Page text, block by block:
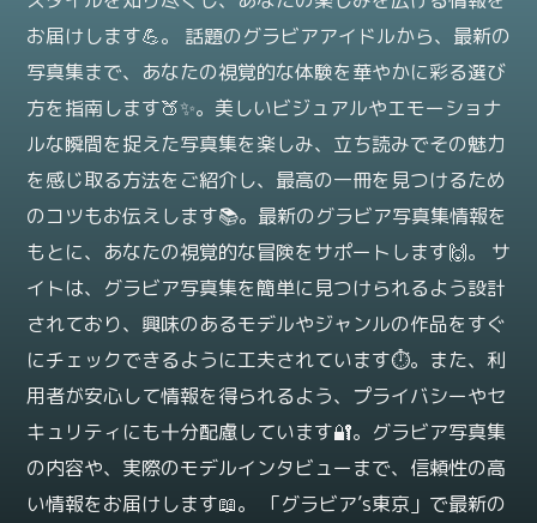
お届けします💪。 話題のグラビアアイドルから、最新の
写真集まで、あなたの視覚的な体験を華やかに彩る選び
方を指南します🍑✨。美しいビジュアルやエモーショナ
ルな瞬間を捉えた写真集を楽しみ、立ち読みでその魅力
を感じ取る方法をご紹介し、最高の一冊を見つけるため
のコツもお伝えします📚。最新のグラビア写真集情報を
もとに、あなたの視覚的な冒険をサポートします🙌。 サ
イトは、グラビア写真集を簡単に見つけられるよう設計
されており、興味のあるモデルやジャンルの作品をすぐ
にチェックできるように工夫されています⏱️。また、利
用者が安心して情報を得られるよう、プライバシーやセ
キュリティにも十分配慮しています🔐。グラビア写真集
の内容や、実際のモデルインタビューまで、信頼性の高
い情報をお届けします📖。 「グラビア’s東京」で最新の